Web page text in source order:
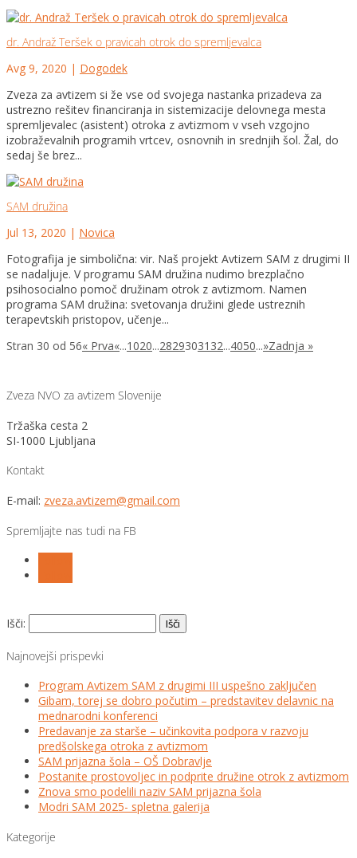
dr. Andraž Teršek o pravicah otrok do spremljevalca
Avg 9, 2020 | Dogodek
Zveza za avtizem si že vse od svojega nastanka prizadeva za
ustrezno rešitev financiranja in sistemizacije delovnega mesta
spremljevalec (asistent) otroka z avtizmom v vseh vzgojno
izobraževalnih programih vrtcev, osnovnih in srednjih šol. Žal, do
sedaj še brez...
SAM družina
Jul 13, 2020 | Novica
Fotografija je simbolična: vir. Naš projekt Avtizem SAM z drugimi II
se nadaljuje. V programu SAM družina nudimo brezplačno
psihosocialno pomoč družinam otrok z avtizmom. Namen
programa SAM družina: svetovanja družini glede ustreznih
terapevtskih pristopov, učenje...
Stran 30 od 56« Prva«...1020...28293031 32...4050...»Zadnja »
Zveza NVO za avtizem Slovenije
Tržaška cesta 2
SI-1000 Ljubljana
Kontakt
E-mail: zveza.avtizem@gmail.com
Spremljajte nas tudi na FB
Išči:
Najnovejši prispevki
Program Avtizem SAM z drugimi III uspešno zaključen
Gibam, torej se dobro počutim – predstavitev delavnic na
mednarodni konferenci
Predavanje za starše – učinkovita podpora v razvoju
predšolskega otroka z avtizmom
SAM prijazna šola – OŠ Dobravlje
Postanite prostovoljec in podprite družine otrok z avtizmom
Znova smo podelili naziv SAM prijazna šola
Modri SAM 2025- spletna galerija
Kategorije